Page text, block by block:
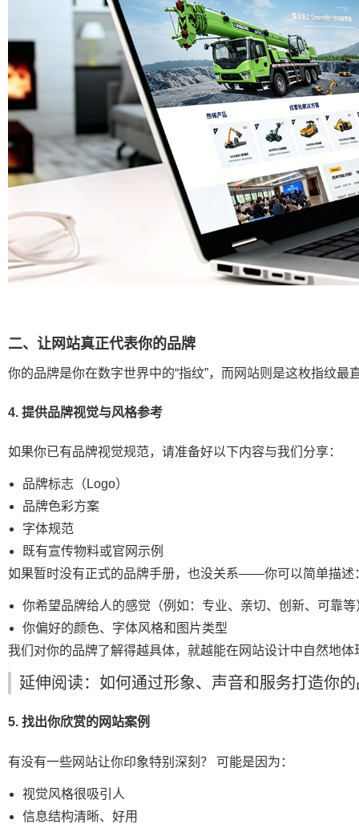
二、让网站真正代表你的品牌
你的品牌是你在数字世界中的“指纹”，而网站则是这枚指纹最
4. 提供品牌视觉与风格参考
如果你已有品牌视觉规范，请准备好以下内容与我们分享：
品牌标志（Logo）
品牌色彩方案
字体规范
既有宣传物料或官网示例
如果暂时没有正式的品牌手册，也没关系——你可以简单描述
你希望品牌给人的感觉（例如：专业、亲切、创新、可靠等
你偏好的颜色、字体风格和图片类型
我们对你的品牌了解得越具体，就越能在网站设计中自然地
延伸阅读：如何通过形象、声音和服务打造你
5. 找出你欣赏的网站案例
有没有一些网站让你印象特别深刻？ 可能是因为：
视觉风格很吸引人
信息结构清晰、好用